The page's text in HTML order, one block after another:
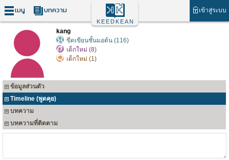
เมนู บทความ เข้าสู่ระบบ
KEEDKEAN
kang
ขีดเขียนชั้นมอต้น (116)
เด็กใหม่ (8)
เด็กใหม่ (1)
ข้อมูลส่วนตัว
Timeline (พูดคุย)
บทความ
บทความที่ติดตาม